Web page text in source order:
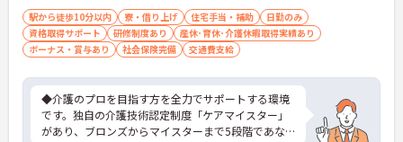
駅から徒歩10分以内 寮・借り上げ 住宅手当・補助
日勤のみ
資格取得サポート
研修制度あり
産休･育休･介護休暇取得実績あり
ボーナス・賞与あり
社会保険完備 交通費支給
◆介護のプロを目指す方を全力でサポートする環境
です。独自の介護技術認定制度「ケアマイスター」
があり、ブロンズからマイスターまで5段階であな